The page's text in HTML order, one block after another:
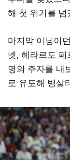
해 첫 위기를 넘
마지막 이닝이
넷, 헤라르도
명의 주자를 내
로 유도해 병살